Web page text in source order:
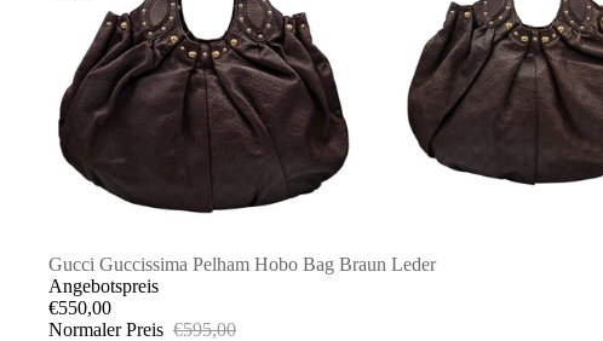
SALE
Gucci Guccissima Pelham Hobo Bag Braun Leder
Angebotspreis
€550,00
Normaler Preis €595,00